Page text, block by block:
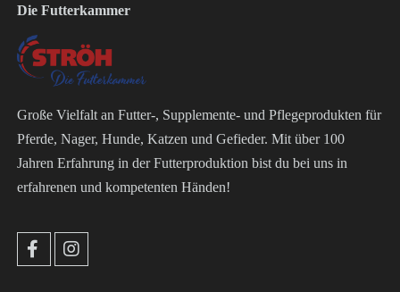
Die Futterkammer
Große Vielfalt an Futter-, Supplemente- und Pflegeprodukten für
Pferde, Nager, Hunde, Katzen und Gefieder. Mit über 100
Jahren Erfahrung in der Futterproduktion bist du bei uns in
erfahrenen und kompetenten Händen!